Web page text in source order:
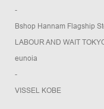
-
Bshop Hannam Flagship
LABOUR AND WAIT
eunoia
-
VISSEL KOBE